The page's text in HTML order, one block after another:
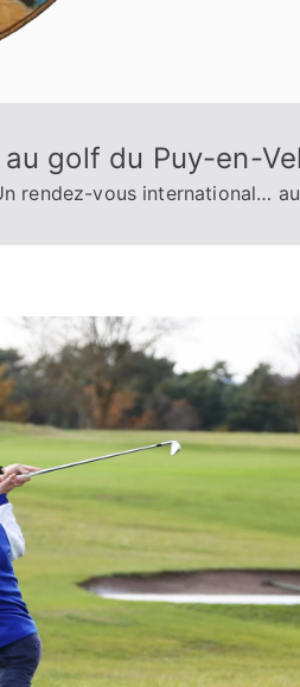
golf du Puy-en-
rendez-vous international…